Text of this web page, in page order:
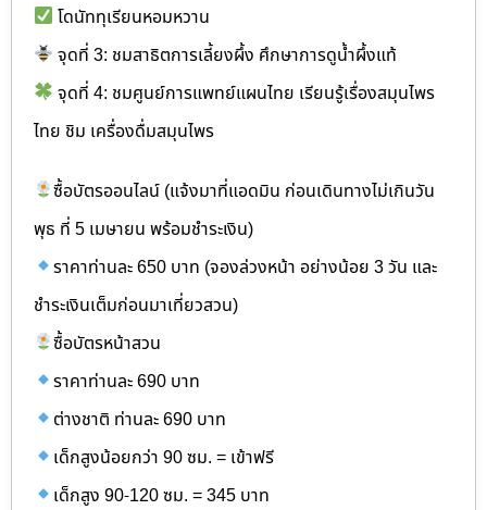
โดนัททุเรียนหอมหวาน
จุดที่ 3: ชมสาธิตการเลี้ยงผึ้ง ศึกษาการดูน้ำผึ้งแท้
จุดที่ 4: ชมศูนย์การแพทย์แผนไทย เรียนรู้เรื่องสมุนไพร
ไทย ชิม เครื่องดื่มสมุนไพร
ซื้อบัตรออนไลน์ (แจ้งมาที่แอดมิน ก่อนเดินทางไม่เกินวัน
พุธ ที่ 5 เมษายน พร้อมชำระเงิน)
ราคาท่านละ 650 บาท (จองล่วงหน้า อย่างน้อย 3 วัน และ
ชำระเงินเต็มก่อนมาเที่ยวสวน)
ซื้อบัตรหน้าสวน
ราคาท่านละ 690 บาท
ต่างชาติ ท่านละ 690 บาท
เด็กสูงน้อยกว่า 90 ซม. = เข้าฟรี
เด็กสูง 90-120 ซม. = 345 บาท